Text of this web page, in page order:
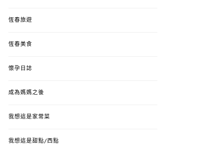
恆春旅遊
恆春美食
懷孕日誌
成為媽媽之後
我想這是家常菜
我想這是甜點/西點